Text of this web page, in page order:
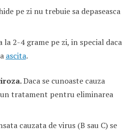
pe zi nu trebuie sa depaseasca
la 2-4 grame pe zi, in special daca
ascita.
Daca se cunoaste cauza
tratament pentru eliminarea
cauzata de virus (B sau C) se